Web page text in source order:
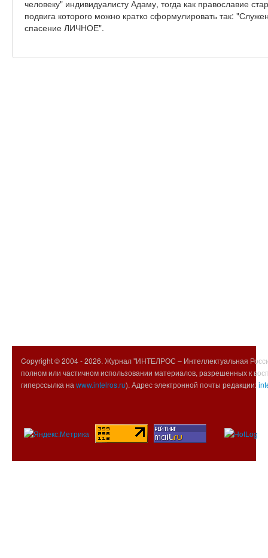
человеку" индивидуалисту Адаму, тогда как православие
подвига которого можно кратко сформулировать так:
спасение ЛИЧНОЕ".
Copyright © 2004 -2026. Журнал "ИНТЕЛРОС – Интеллектуальная
полном или частичном использовании материалов, разрешенных к
гиперссылка на www.intelros.ru). Адрес электронной почты редакции: